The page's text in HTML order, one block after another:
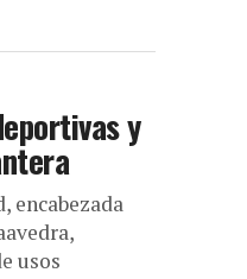
y
encabezada
usos